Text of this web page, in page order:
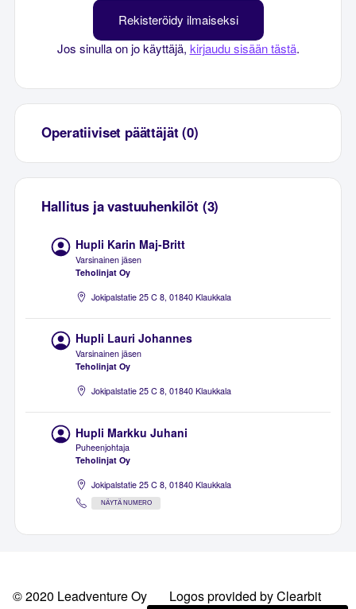
Rekisteröidy ilmaiseksi
Jos sinulla on jo käyttäjä, kirjaudu sisään tästä.
Operatiiviset päättäjät (0)
Hallitus ja vastuuhenkilöt (3)
Hupli Karin Maj-Britt
Varsinainen jäsen
Teholinjat Oy
Jokipalstatie 25 C 8, 01840 Klaukkala
Hupli Lauri Johannes
Varsinainen jäsen
Teholinjat Oy
Jokipalstatie 25 C 8, 01840 Klaukkala
Hupli Markku Juhani
Puheenjohtaja
Teholinjat Oy
Jokipalstatie 25 C 8, 01840 Klaukkala
NÄYTÄ NUMERO
© 2020 Leadventure Oy
Logos provided by Clearbit